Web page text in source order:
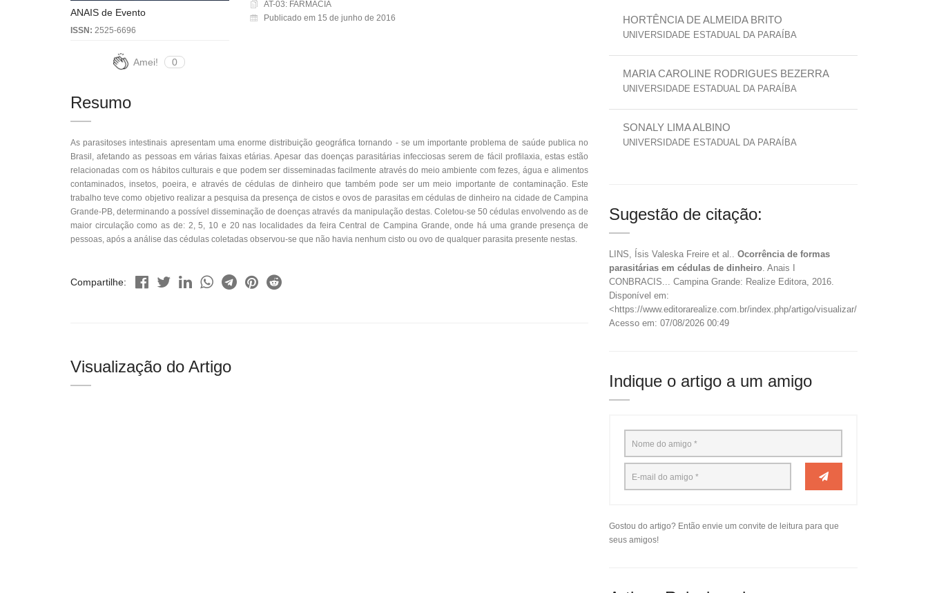
ANAIS de Evento
ISSN: 2525-6696
Amei! 0
AT-03: FARMÁCIA
Publicado em 15 de junho de 2016
Resumo
As parasitoses intestinais apresentam uma enorme distribuição geográfica tornando - se um importante problema de saúde publica no
Brasil, afetando as pessoas em várias faixas etárias. Apesar das doenças parasitárias infecciosas serem de fácil profilaxia, estas estão
relacionadas com os hábitos culturais e que podem ser disseminadas facilmente através do meio ambiente com fezes, água e alimentos
contaminados, insetos, poeira, e através de cédulas de dinheiro que também pode ser um meio importante de contaminação. Este
trabalho teve como objetivo realizar a pesquisa da presença de cistos e ovos de parasitas em cédulas de dinheiro na cidade de Campina
Grande-PB, determinando a possível disseminação de doenças através da manipulação destas. Coletou-se 50 cédulas envolvendo as de
maior circulação como as de: 2, 5, 10 e 20 nas localidades da feira Central de Campina Grande, onde há uma grande presença de
pessoas, após a análise das cédulas coletadas observou-se que não havia nenhum cisto ou ovo de qualquer parasita presente nestas.
Compartilhe:
Visualização do Artigo
HORTÊNCIA DE ALMEIDA BRITO
UNIVERSIDADE ESTADUAL DA PARAÍBA
MARIA CAROLINE RODRIGUES BEZERRA
UNIVERSIDADE ESTADUAL DA PARAÍBA
SONALY LIMA ALBINO
UNIVERSIDADE ESTADUAL DA PARAÍBA
Sugestão de citação:
LINS, Ísis Valeska Freire et al.. Ocorrência de formas
parasitárias em cédulas de dinheiro. Anais I
CONBRACIS... Campina Grande: Realize Editora, 2016.
Disponível em:
<https://www.editorarealize.com.br/index.php/artigo/visualizar/19340>.
Acesso em: 07/08/2026 00:49
Indique o artigo a um amigo
Gostou do artigo? Então envie um convite de leitura para que
seus amigos!